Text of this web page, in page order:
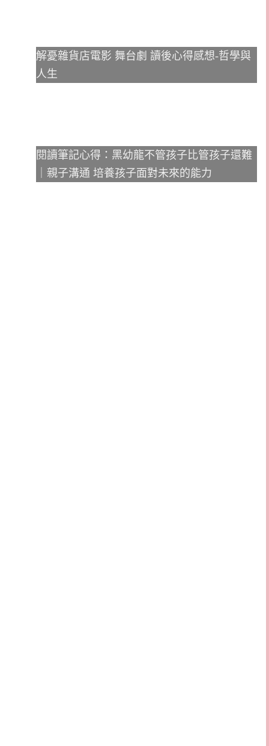
解憂雜貨店電影 舞台劇 讀後心得感想-哲學與
人生
閱讀筆記心得：黑幼龍不管孩子比管孩子還難
｜親子溝通 培養孩子面對未來的能力